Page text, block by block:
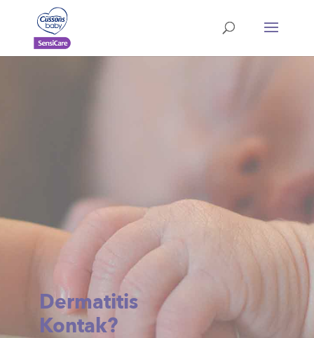
Dermatitis
Kontak?